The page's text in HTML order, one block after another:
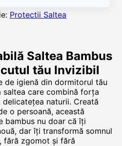
Protectii Saltea
Saltea Bambus
tău Invizibil
de igienă din dormitorul tău
saltea care combină forța
naturii. Creată
o persoană, această
bambus nu doar că îți
dar îți transformă somnul
fără zgomot și fără